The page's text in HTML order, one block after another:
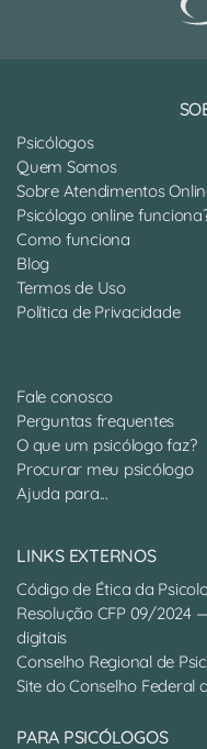
Psicólogos
Quem Somos
Sobre Atendimentos
Psicólogo online
Como funciona
Blog
Termos de Uso
Política de Privacidade
Fale conosco
Perguntas frequentes
O que um psicólogo faz?
Procurar meu psicólogo
Ajuda para...
LINKS EXTERNOS
Código de Ética da
Resolução CFP 09/2024
digitais
Conselho Regional de
Site do Conselho Federal
PARA PSICÓLOGOS